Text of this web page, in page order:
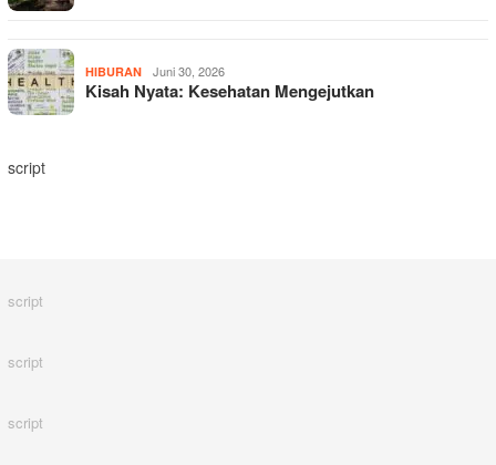
HIBURAN Juni 30, 2026
Kisah Nyata: Kesehatan Mengejutkan
script
script
script
script